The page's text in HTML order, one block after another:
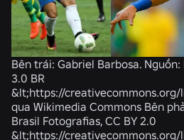
Bên trái: Gabriel Barbosa.
3.0 BR
&lt;https://
qua Wikimedia Commons Bên
Brasil Fotografias, CC BY 2.0
&lt;https://creativecommons.org/